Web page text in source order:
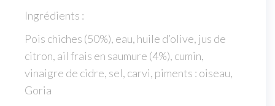
Ingrédients :
Pois chiches (50%), eau, huile d’olive, jus de
citron, ail frais en saumure (4%), cumin,
vinaigre de cidre, sel, carvi, piments : oiseau,
Goria